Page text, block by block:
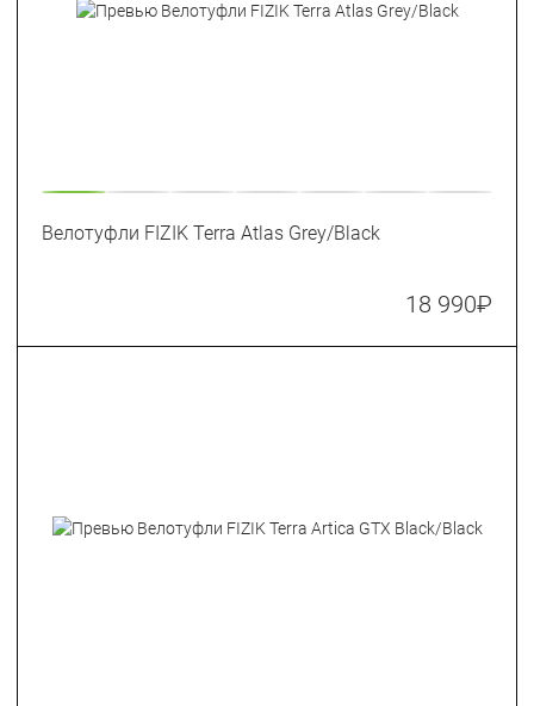
Велотуфли FIZIK Terra Atlas Grey/Black
18 990₽